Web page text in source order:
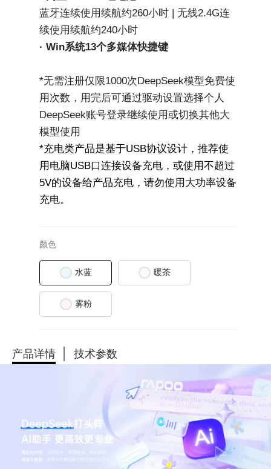
蓝牙连续使用续航约260小时 | 无线2.4G连
续使用续航约240小时
· Win系统13个多媒体快捷键
*无需注册仅限1000次DeepSeek模型免费使
用次数，用完后可通过驱动设置选择个人
DeepSeek账号登录继续使用或切换其他大
模型使用
*充电类产品是基于USB协议设计，推荐使
用电脑USB口连接设备充电，或使用不超过
5V的设备给产品充电，请勿使用大功率设备
充电。
颜色
水蓝 暖茶
雾粉
产品详情 技术参数